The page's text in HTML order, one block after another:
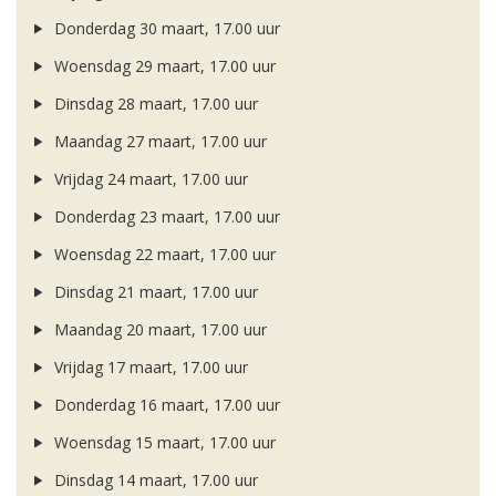
Donderdag 30 maart, 17.00 uur
Woensdag 29 maart, 17.00 uur
Dinsdag 28 maart, 17.00 uur
Maandag 27 maart, 17.00 uur
Vrijdag 24 maart, 17.00 uur
Donderdag 23 maart, 17.00 uur
Woensdag 22 maart, 17.00 uur
Dinsdag 21 maart, 17.00 uur
Maandag 20 maart, 17.00 uur
Vrijdag 17 maart, 17.00 uur
Donderdag 16 maart, 17.00 uur
Woensdag 15 maart, 17.00 uur
Dinsdag 14 maart, 17.00 uur